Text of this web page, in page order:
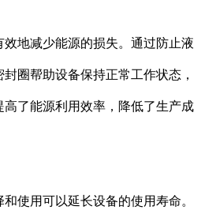
地减少能源的损失。通过防止液
圈帮助设备保持正常工作状态，
了能源利用效率，降低了生产成
使用可以延长设备的使用寿命。